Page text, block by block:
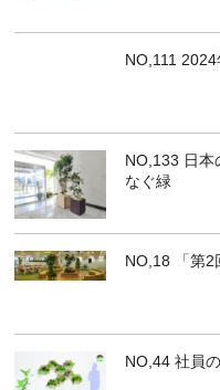
NO,111
NO,133 日本
なぐ緑
NO,18 「第2
NO,44 社員